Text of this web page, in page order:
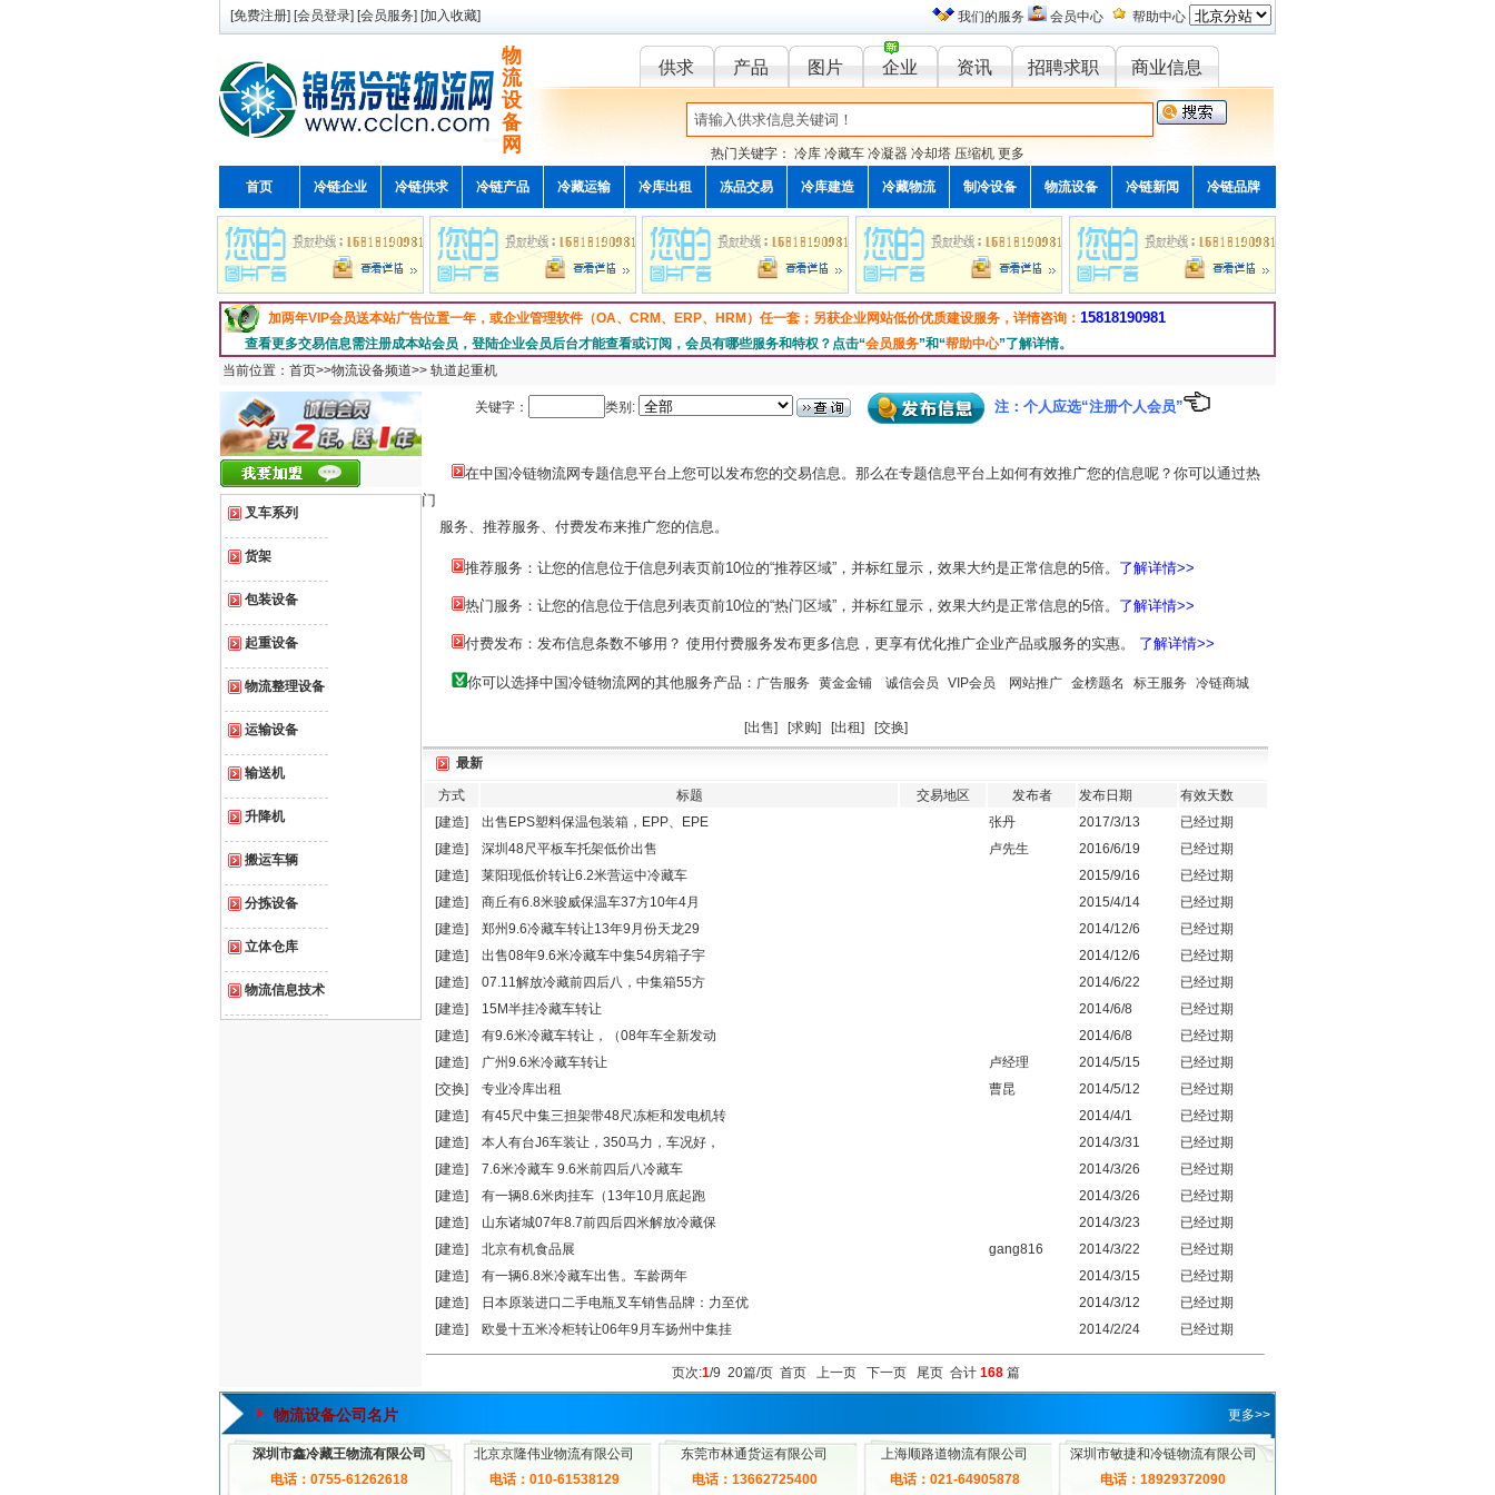
[免费注册] [会员登录] [会员服务] [加入收藏] 我们的服务 会员中心 帮助中心
物
流
设
备
网
供求 产品 图片 企业 资讯 招聘求职 商业信息
热门关键字： 冷库 冷藏车 冷凝器 冷却塔 压缩机 更多
首页 冷链企业 冷链供求 冷链产品 冷藏运输 冷库出租 冻品交易 冷库建造 冷藏物流 制冷设备 物流设备 冷链新闻 冷链品牌
加两年VIP会员送本站广告位置一年，或企业管理软件（OA、CRM、ERP、HRM）任一套；另获企业网站低价优质建设服务，详情咨询： 15818190981
查看更多交易信息需注册成本站会员，登陆企业会员后台才能查看或订阅，会员有哪些服务和特权？点击“会员服务”和“帮助中心”了解详情。
当前位置： 首页>>物流设备频道>> 轨道起重机
叉车系列
货架
包装设备
起重设备
物流整理设备
运输设备
输送机
升降机
搬运车辆
分拣设备
立体仓库
物流信息技术
关键字： 类别: 注：个人应选“注册个人会员”
在中国冷链物流网专题信息平台上您可以发布您的交易信息。那么在专题信息平台上如何有效推广您的信息呢？你可以通过热
门
服务、推荐服务、付费发布来推广您的信息。
推荐服务：让您的信息位于信息列表页前10位的“推荐区域”，并标红显示，效果大约是正常信息的5倍。 了解详情>>
热门服务：让您的信息位于信息列表页前10位的“热门区域”，并标红显示，效果大约是正常信息的5倍。 了解详情>>
付费发布：发布信息条数不够用？ 使用付费服务发布更多信息，更享有优化推广企业产品或服务的实惠。 了解详情>>
你可以选择中国冷链物流网的其他服务产品： 广告服务 黄金金铺 诚信会员 VIP会员 网站推广 金榜题名 标王服务 冷链商城
[出售] [求购] [出租] [交换]
最新
方式 标题 交易地区 发布者 发布日期
有效天数
[建造]
出售EPS塑料保温包装箱，EPP、EPE 张丹 2017/3/13
已经过期
[建造]
深圳48尺平板车托架低价出售 卢先生 2016/6/19
已经过期
[建造]
莱阳现低价转让6.2米营运中冷藏车 2015/9/16
已经过期
[建造]
商丘有6.8米骏威保温车37方10年4月 2015/4/14
已经过期
[建造]
郑州9.6冷藏车转让13年9月份天龙29 2014/12/6
已经过期
[建造]
出售08年9.6米冷藏车中集54房箱子宇 2014/12/6
已经过期
[建造]
07.11解放冷藏前四后八，中集箱55方 2014/6/22
已经过期
[建造]
15M半挂冷藏车转让 2014/6/8
已经过期
[建造]
有9.6米冷藏车转让，（08年车全新发动 2014/6/8
已经过期
[建造]
广州9.6米冷藏车转让 卢经理 2014/5/15
已经过期
[交换]
专业冷库出租 曹昆 2014/5/12
已经过期
[建造]
有45尺中集三担架带48尺冻柜和发电机转 2014/4/1
已经过期
[建造]
本人有台J6车装让，350马力，车况好， 2014/3/31
已经过期
[建造]
7.6米冷藏车 9.6米前四后八冷藏车 2014/3/26
已经过期
[建造]
有一辆8.6米肉挂车（13年10月底起跑 2014/3/26
已经过期
[建造]
山东诸城07年8.7前四后四米解放冷藏保 2014/3/23
已经过期
[建造]
北京有机食品展 gang816 2014/3/22
已经过期
[建造]
有一辆6.8米冷藏车出售。车龄两年 2014/3/15
已经过期
[建造]
日本原装进口二手电瓶叉车销售品牌：力至优 2014/3/12
已经过期
[建造]
欧曼十五米冷柜转让06年9月车扬州中集挂 2014/2/24 已经过期
页次:1/9 20篇/页 首页 上一页 下一页 尾页合计 168篇
物流设备公司名片 更多>>
深圳市鑫冷藏王物流有限公司
电话：0755-61262618
北京京隆伟业物流有限公司
电话：010-61538129
东莞市林通货运有限公司
电话：13662725400
上海顺路道物流有限公司
电话：021-64905878
深圳市敏捷和冷链物流有限公司
电话：18929372090